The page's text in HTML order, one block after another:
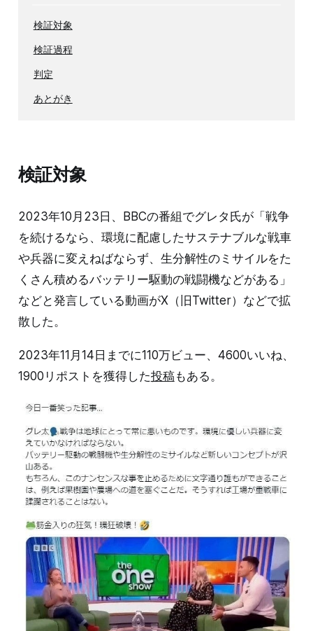
検証対象
検証過程
判定
あとがき
検証対象
2023年10月23日、BBCの番組でグレタ氏が「戦争
を続けるなら、環境に配慮したサステナブルな戦車
や兵器に変えねばならず、生分解性のミサイルをた
くさん積めるバッテリー駆動の戦闘機などがある」
などと発言している動画がX（旧Twitter）などで拡
散した。
2023年11月14日までに110万ビュー、4600いいね、
1900リポストを獲得した投稿もある。